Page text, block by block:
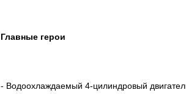
Главные герои
- Водоохлаждаемый 4-цилиндровый